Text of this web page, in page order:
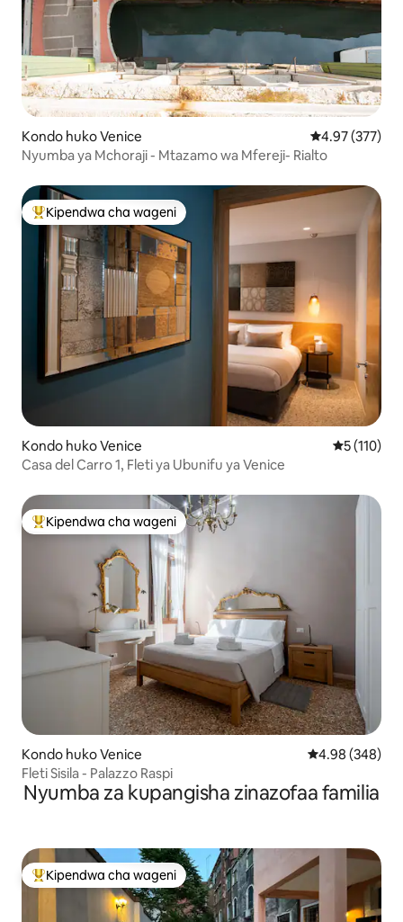
Kondo huko Venice Ukadiriaji wa
4.97 (377)
Nyumba ya Mchoraji - Mtazamo wa Mfereji- Rialto
Kipendwa maarufu cha wageni
Kipendwa cha wageni
Kondo huko Venice Ukadiriaji
5 (110)
Casa del Carro 1, Fleti ya Ubunifu ya Venice
Kipendwa maarufu cha wageni
Kipendwa cha wageni
Kondo huko Venice Ukadiriaji wa
4.98 (348)
Fleti Sisila - Palazzo Raspi
Nyumba za kupangisha zinazofaa familia
Kipendwa maarufu cha wageni
Kipendwa cha wageni